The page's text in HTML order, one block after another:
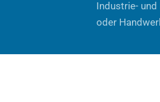
Industrie-
oder